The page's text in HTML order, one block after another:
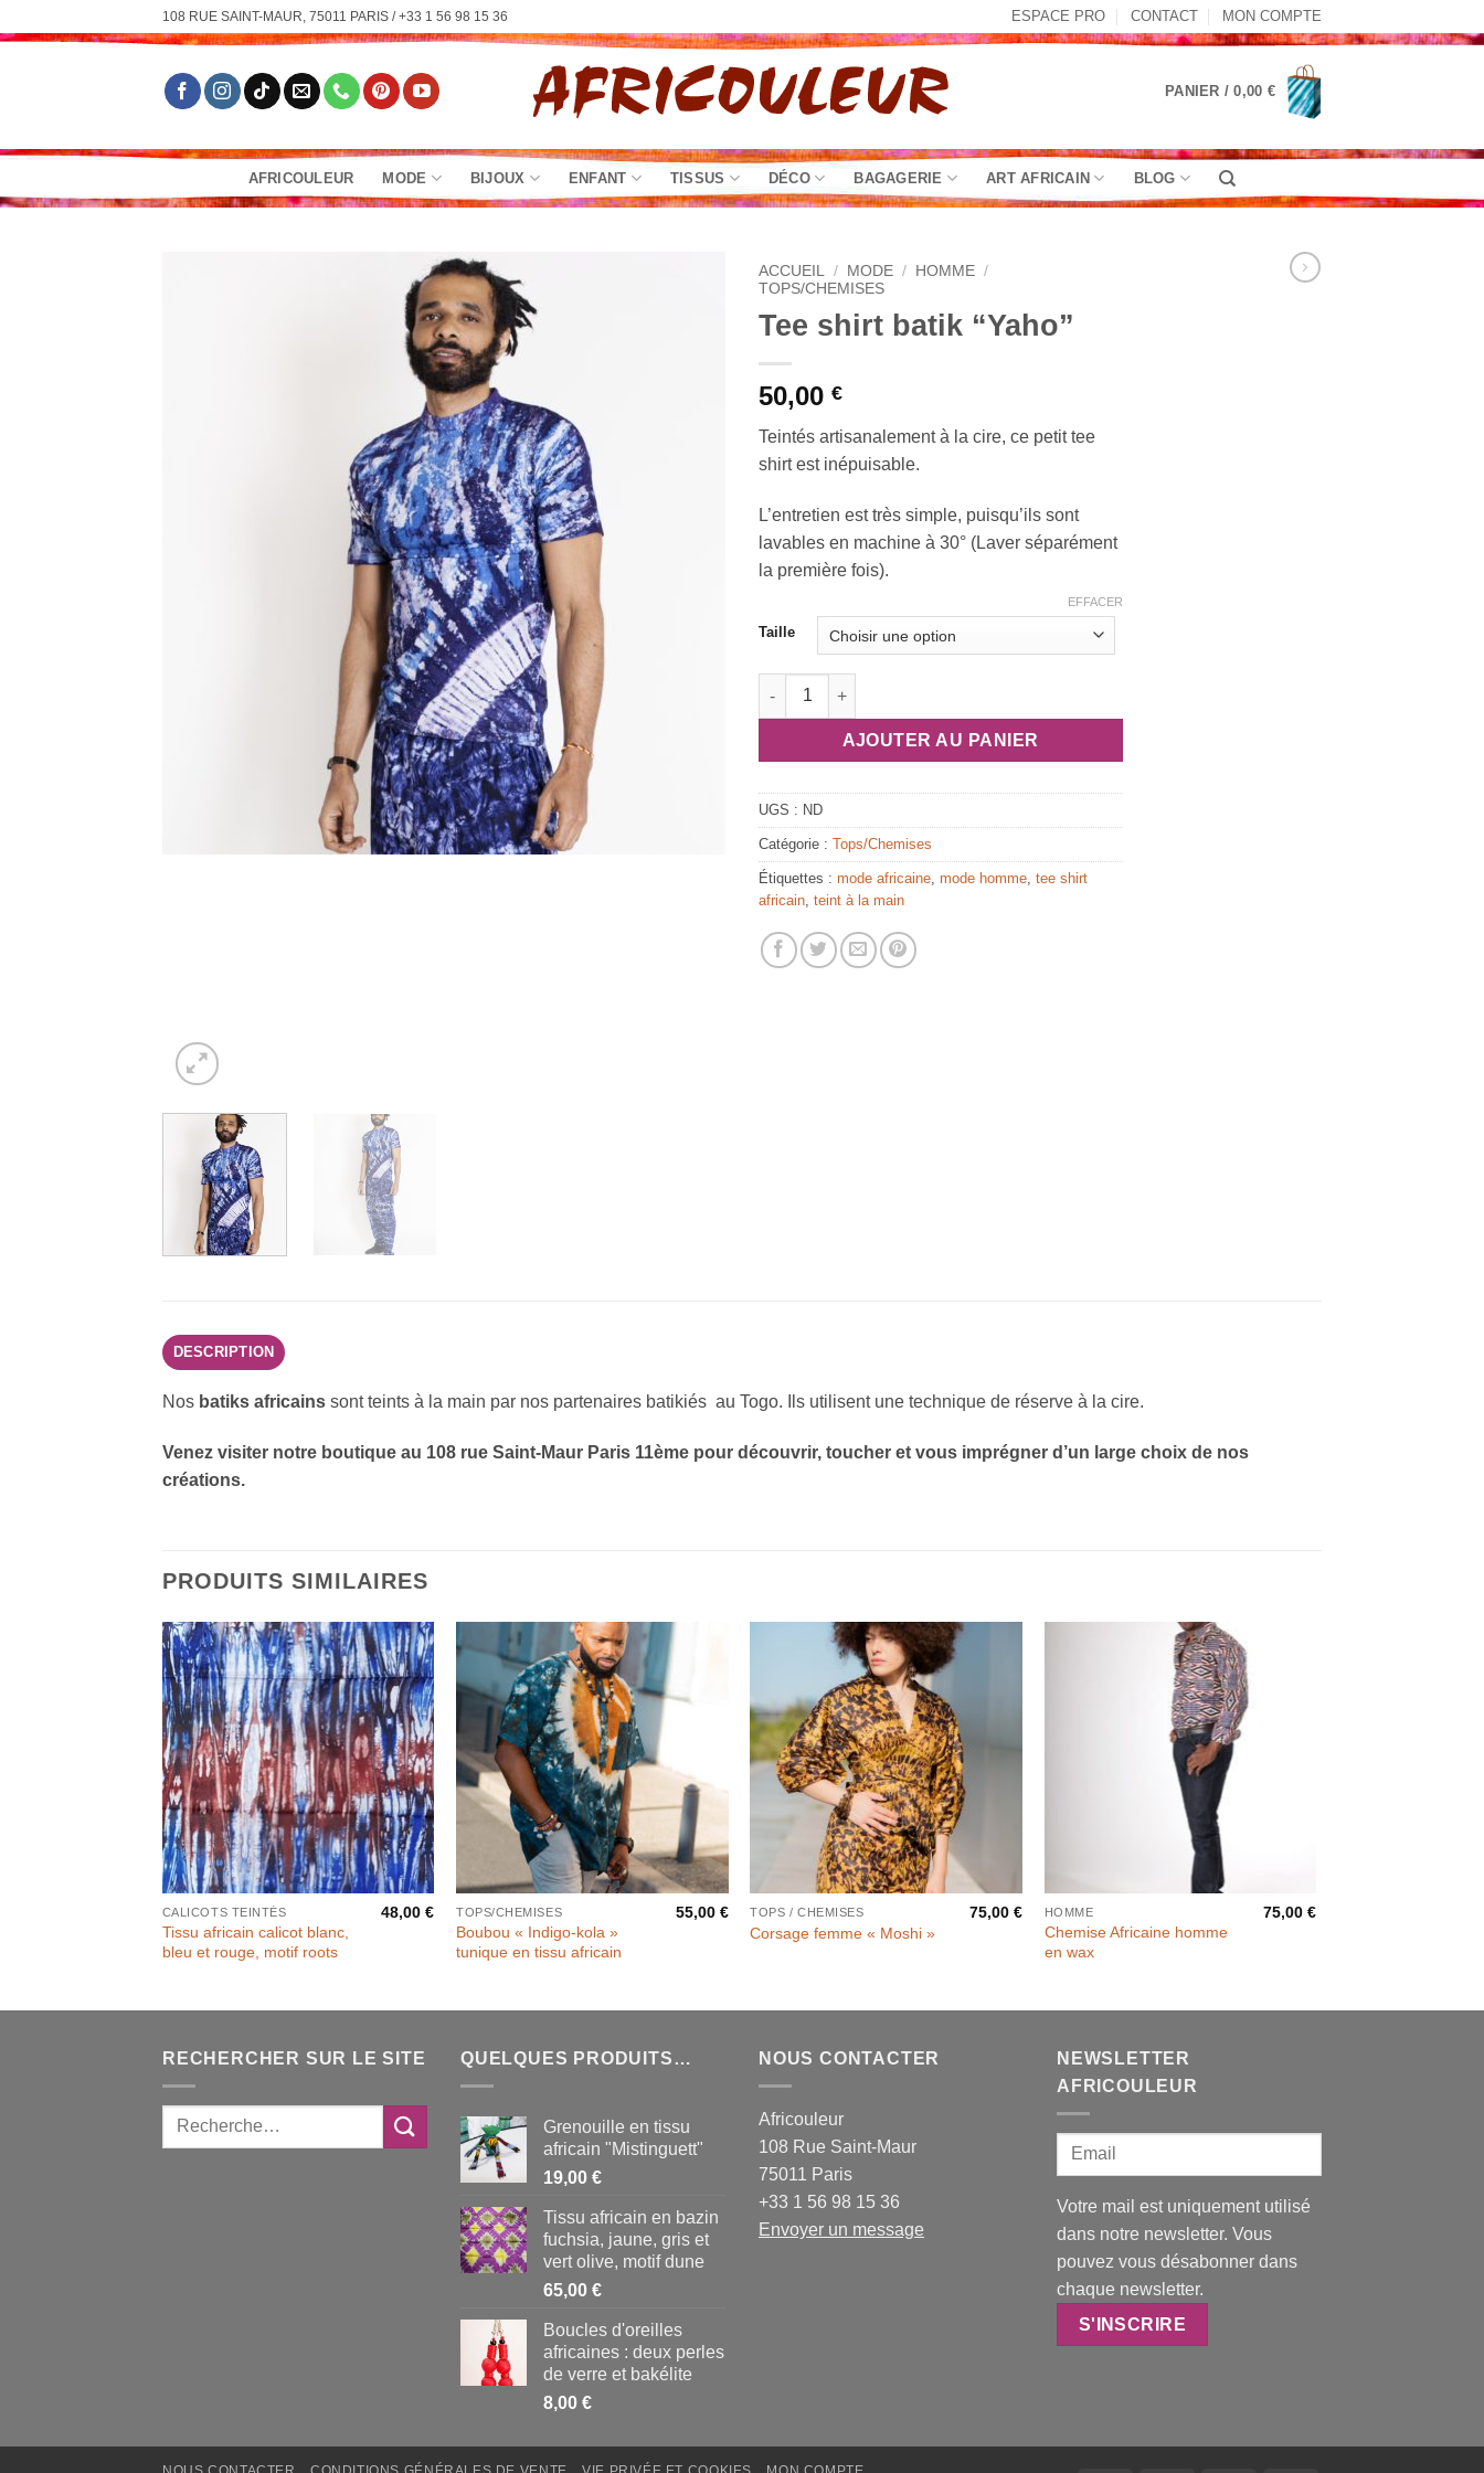
au
108 RUE SAINT-MAUR, 75011 PARIS / +33 1 56 98 15 36 ESPACE PRO CONTACT MON COMPTE
PANIER /0,00 €
AFRICOULEUR MODE BIJOUX ENFANT TISSUS DÉCO BAGAGERIE ART AFRICAIN BLOG
ACCUEIL / MODE / HOMME /
TOPS/CHEMISES
Tee shirt batik “Yaho”
50,00 €
Teintés artisanalement à la cire, ce petit tee
shirt est inépuisable.
L’entretien est très simple, puisqu’ils sont
lavables en machine à 30° (Laver séparément
la première fois).
Taille
EFFACER
quantité de Tee shirt batik “Yaho”
AJOUTER AU PANIER
UGS : ND
Catégorie : Tops/Chemises
Étiquettes : mode africaine, mode homme, tee shirt
africain, teint à la main
DESCRIPTION
Nos batiks africains sont teints à la main par nos partenaires batikiés au Togo. Ils utilisent une technique de réserve à la cire.
Venez visiter notre boutique au 108 rue Saint-Maur Paris 11ème pour découvrir, toucher et vous imprégner d’un large choix de nos
créations.
PRODUITS SIMILAIRES
CALICOTS TEINTÉS
Tissu africain calicot blanc,
bleu et rouge, motif roots
48,00€ TOPS/CHEMISES
Boubou « Indigo-kola »
tunique en tissu africain
55,00 € TOPS / CHEMISES
Corsage femme « Moshi »
75,00 € HOMME
Chemise Africaine homme
en wax
75,00€
RECHERCHER SUR LE SITE QUELQUES PRODUITS…
Grenouille en tissu
africain "Mistinguett"
19,00 €
Tissu africain en bazin
fuchsia, jaune, gris et
vert olive, motif dune
65,00 €
Boucles d'oreilles
africaines : deux perles
de verre et bakélite
8,00 €
NOUS CONTACTER
Africouleur
108 Rue Saint-Maur
75011 Paris
+33 1 56 98 15 36
Envoyer un message
NEWSLETTER
AFRICOULEUR
Votre mail est uniquement utilisé
dans notre newsletter. Vous
pouvez vous désabonner dans
chaque newsletter.